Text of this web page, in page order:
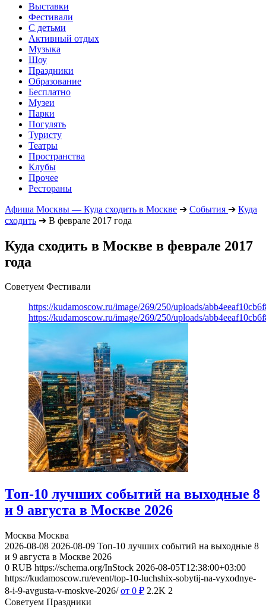
Выставки
Фестивали
С детьми
Активный отдых
Музыка
Шоу
Праздники
Образование
Бесплатно
Музеи
Парки
Погулять
Туристу
Театры
Пространства
Клубы
Прочее
Рестораны
Афиша Москвы — Куда сходить в Москве ➔ События ➔ Куда
сходить ➔ В феврале 2017 года
Куда сходить в Москве в феврале 2017
года
Советуем Фестивали
https://kudamoscow.ru/image/269/250/uploads/
https://kudamoscow.ru/image/269/250/uploads/
Топ-10 лучших событий на выходные 8
и 9 августа в Москве 2026
Москва Москва
2026-08-08 2026-08-09 Топ-10 лучших событий на выходные 8
и 9 августа в Москве 2026
0 RUB https://schema.org/InStock 2026-08-05T12:38:00+03:00
https://kudamoscow.ru/event/top-10-luchshix-sobytij-na-vyxodnye-
8-i-9-avgusta-v-moskve-2026/ от 0 ₽ 2.2K 2
Советуем Праздники